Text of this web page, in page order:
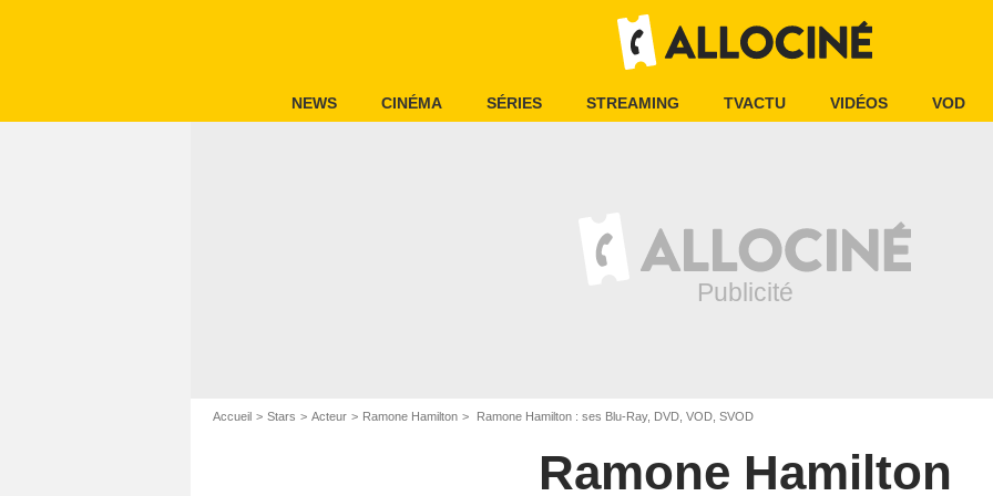
NEWS CINÉMA SÉRIES STREAMING TVACTU VIDÉOS VOD
Accueil Stars Acteur Ramone Hamilton Ramone Hamilton : ses Blu-Ray, DVD, VOD, SVOD
Ramone Hamilton